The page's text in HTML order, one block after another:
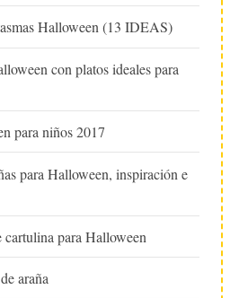
Halloween (13 IDEAS)
con platos ideales para
para niños 2017
para Halloween, inspiración e
cartulina para Halloween
araña